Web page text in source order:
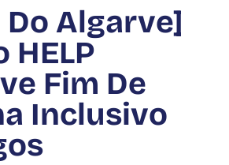
Algarve]
HELP
Fim De
Inclusivo